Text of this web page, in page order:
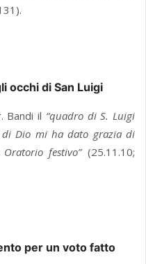
occhi di San Luigi
Bandi il “quadro di S. Luigi
Dio mi ha dato grazia di
festivo” (25.11.10;
per un voto fatto